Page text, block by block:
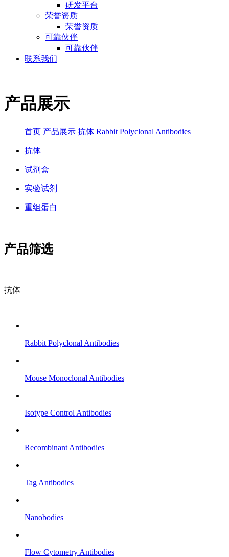
研发平台
荣誉资质
荣誉资质
可靠伙伴
可靠伙伴
联系我们
产品展示
首页 产品展示 抗体 Rabbit Polyclonal Antibodies
抗体
试剂盒
实验试剂
重组蛋白
产品筛选
抗体
Rabbit Polyclonal Antibodies
Mouse Monoclonal Antibodies
Isotype Control Antibodies
Recombinant Antibodies
Tag Antibodies
Nanobodies
Flow Cytometry Antibodies